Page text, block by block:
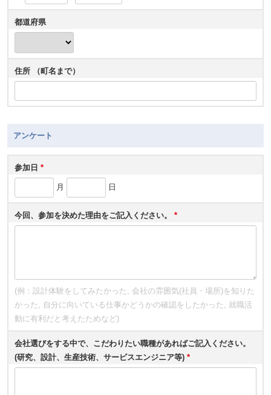
都道府県
住所 （町名まで）
アンケート
参加日 *
月 日
今回、参加を決めた理由をご記入ください。 *
(例：設計体験をしてみたかった, 会社の雰囲気(社員・場所)を知りた
かった, 自分に向いている仕事かどうかの確認をしたかった, 就職活
動に有利だと考えたためなど)
会社選びをする中で、こだわりたい職種があればご記入ください。
(研究、設計、生産技術、サービスエンジニア等) *